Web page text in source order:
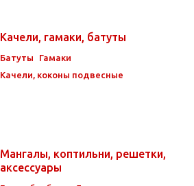
Качели, гамаки, батуты
Батуты
Гамаки
Качели, коконы подвесные
Мангалы, коптильни, решетки,
аксессуары